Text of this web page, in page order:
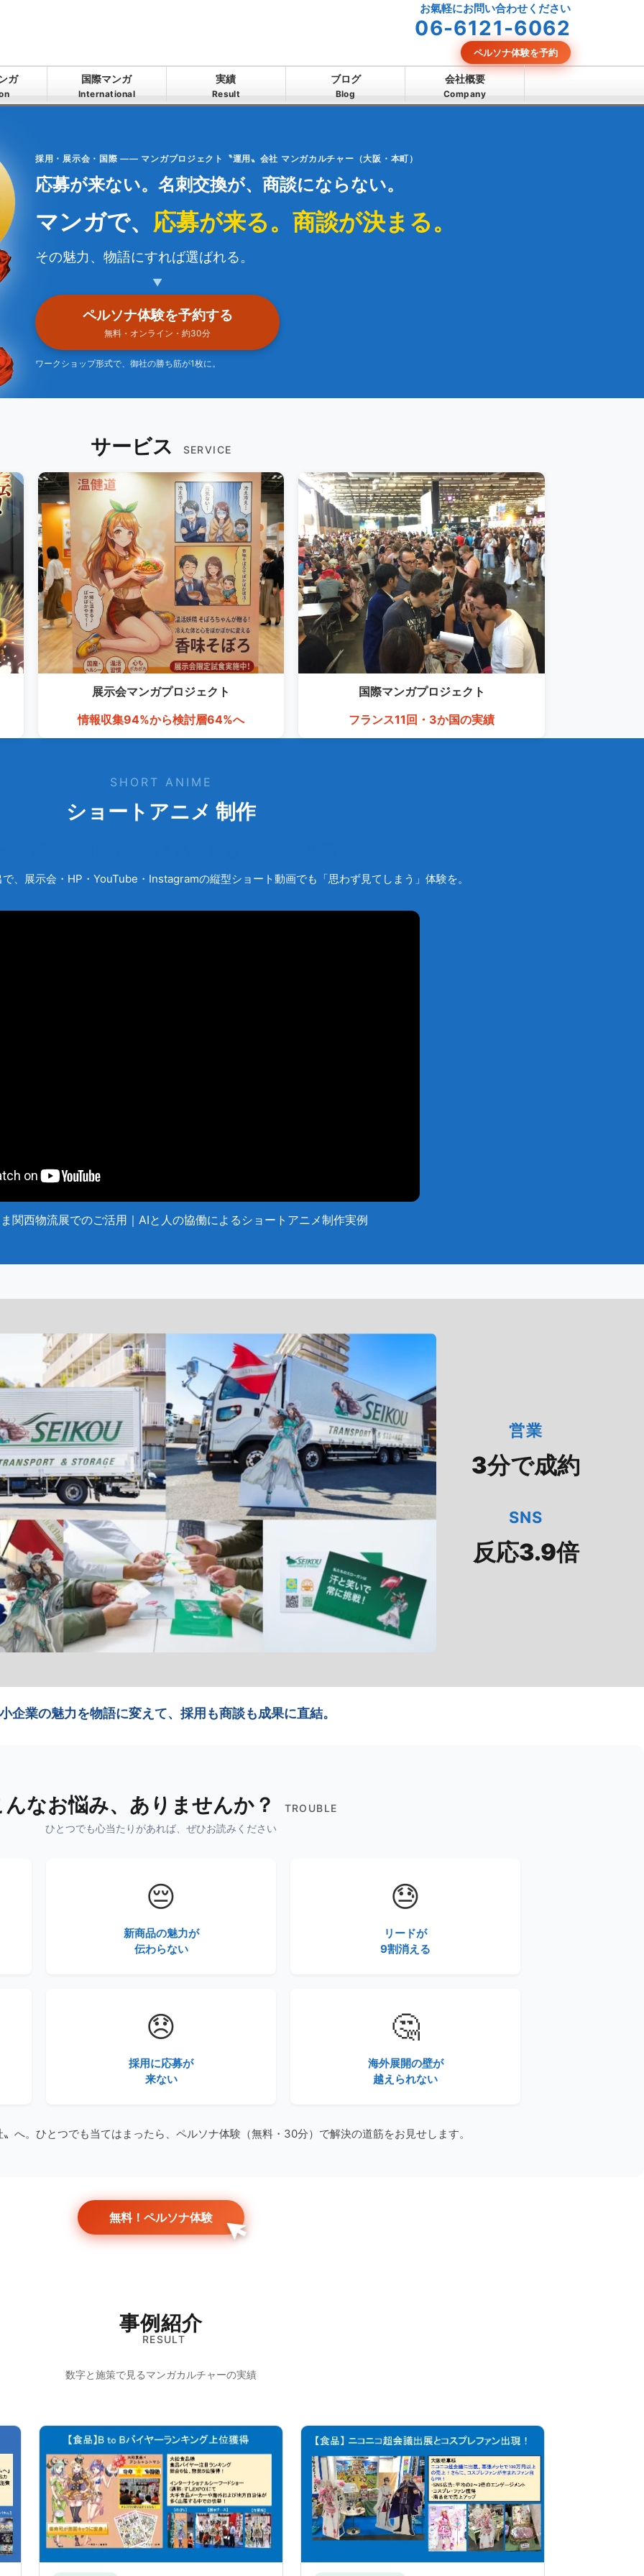
お氣軽にお問い合わせください
06-6121-6062
ペルソナ体験を予約
ガ 国際マンガ
International
実績
Result
ブログ
Blog
会社概要
Company
採用・展示会・国際 —— マンガプロジェクト〝運用〟会社 マンガカルチャー（大阪・本町）
応募が来ない。名刺交換が、商談にならない。
マンガで、 応募が来る。商談が決まる。
その魅力、物語にすれば選ばれる。
▼
ペルソナ体験を予約する
無料・オンライン・約30分
ワークショップ形式で、御社の勝ち筋が1枚に。
サービス SERVICE
展示会マンガプロジェクト
情報収集94%から検討層64%へ
国際マンガプロジェクト
フランス11回・3か国の実績
SHORT ANIME
ショートアニメ 制作
、展示会・HP・YouTube・Instagramの縦型ショート動画でも「思わず見てしまう」体験を。
関西物流展でのご活用｜AIと人の協働によるショートアニメ制作実例
営業
3分で成約
SNS
反応3.9倍
企業の魅力を物語に変えて、採用も商談も成果に直結。
んなお悩み、ありませんか？
TROUBLE
ひとつでも心当たりがあれば、ぜひお読みください
😔
新商品の魅力が
伝わらない
😓
リードが
9割消える
😞
採用に応募が
来ない
🤔
海外展開の壁が
越えられない
へ。ひとつでも当てはまったら、ペルソナ体験（無料・30分）で解決の道筋をお見せします。
無料！ペルソナ体験
事例紹介
RESULT
数字と施策で見るマンガカルチャーの実績